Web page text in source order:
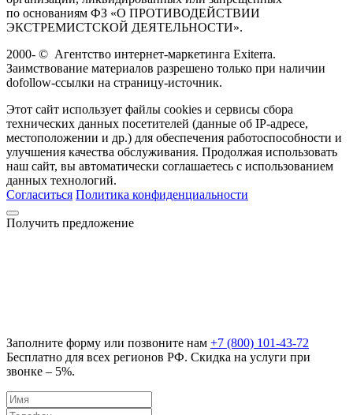
по основаниям ФЗ «О ПРОТИВОДЕЙСТВИИ
ЭКСТРЕМИСТСКОЙ ДЕЯТЕЛЬНОСТИ».
2000- © Агентство интернет-маркетинга Exiterra.
Заимствование материалов разрешено только при наличии
dofollow-ссылки на страницу-источник.
Этот сайт использует файлы cookies и сервисы сбора
технических данных посетителей (данные об IP-адресе,
местоположении и др.) для обеспечения работоспособности и
улучшения качества обслуживания. Продолжая использовать
наш сайт, вы автоматически соглашаетесь с использованием
данных технологий.
Согласиться Политика конфиденциальности
Получить предложение
Заполните форму или позвоните нам +7 (800) 101-43-72
Бесплатно для всех регионов РФ. Скидка на услуги при
звонке – 5%.